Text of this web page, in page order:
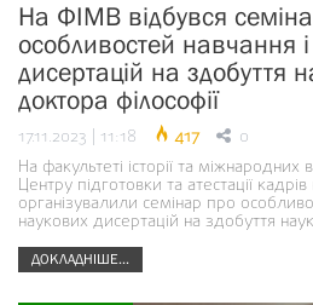
На ФІМВ відбувся
особливостей навчання
дисертацій на здобуття
доктора філософії
17.11.2023 | 11:18 417 0
На факультеті історії та міжнародних
Центру підготовки та атестації кадрів
організувалили семінар про
наукових дисертацій на здобуття
ДОКЛАДНІШЕ...